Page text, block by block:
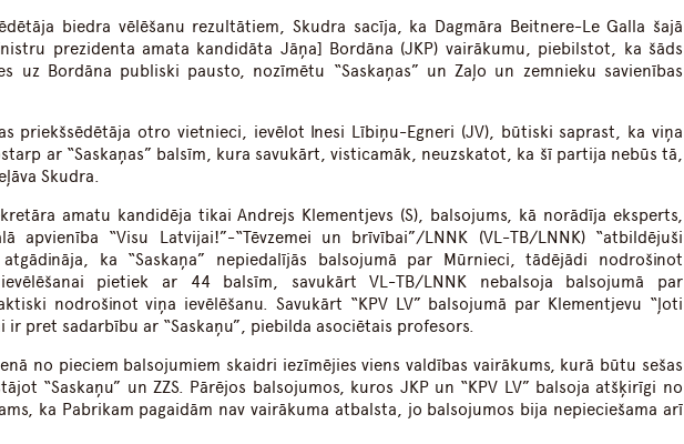
biedra vēlēšanu rezultātiem, Skudra sacīja, ka Dagmāra Beitnere-Le Galla šajā
prezidenta amata kandidāta Jāņa] Bordāna (JKP) vairākumu, piebilstot, ka šāds
uz Bordāna publiski pausto, nozīmētu “Saskaņas” un Zaļo un zemnieku savienības
priekšsēdētāja otro vietnieci, ievēlot Inesi Lībiņu-Egneri (JV), būtiski saprast, ka viņa
ar “Saskaņas” balsīm, kura savukārt, visticamāk, neuzskatot, ka šī partija nebūs tā,
Skudra.
amatu kandidēja tikai Andrejs Klementjevs (S), balsojums, kā norādīja eksperts,
apvienība “Visu Latvijai!”-“Tēvzemei un brīvībai”/LNNK (VL-TB/LNNK) “atbildējuši
atgādināja, ka “Saskaņa” nepiedalījās balsojumā par Mūrnieci, tādējādi nodrošinot
pietiek ar 44 balsīm, savukārt VL-TB/LNNK nebalsoja balsojumā par
nodrošinot viņa ievēlēšanu. Savukārt “KPV LV” balsojumā par Klementjevu “ļoti
ir pret sadarbību ar “Saskaņu”, piebilda asociētais profesors.
no pieciem balsojumiem skaidri iezīmējies viens valdības vairākums, kurā būtu sešas
“Saskaņu” un ZZS. Pārējos balsojumos, kuros JKP un “KPV LV” balsoja atšķirīgi no
ka Pabrikam pagaidām nav vairākuma atbalsta, jo balsojumos bija nepieciešama arī